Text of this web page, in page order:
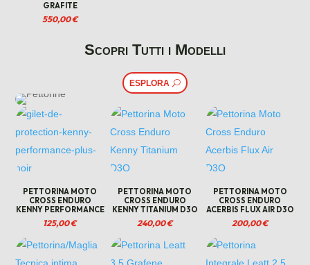
GRAFITE
550,00€
Scopri Tutti i Modelli
ESPLORA
PETTORINA MOTO
CROSS ENDURO
KENNY PERFORMANCE
125,00€
PETTORINA MOTO
CROSS ENDURO
KENNY TITANIUM D3O
240,00€
PETTORINA MOTO
CROSS ENDURO
ACERBIS FLUX AIR D3O
200,00€